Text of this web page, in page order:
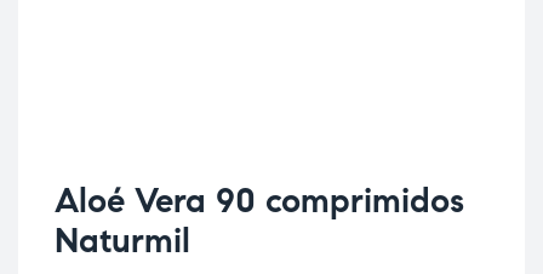
Aloé Vera 90 comprimidos
Naturmil